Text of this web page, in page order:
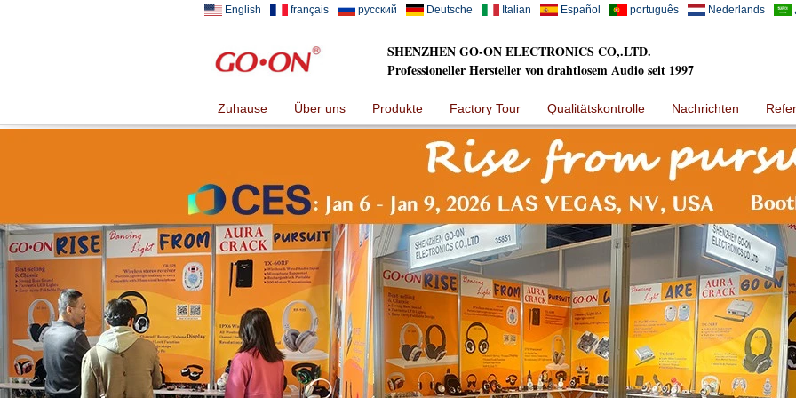
English français русский Deutsche Italian Español português Nederlands
SHENZHEN GO-ON ELECTRONICS CO,.LTD.
Professioneller Hersteller von drahtlosem Audio seit 1997
Zuhause Über uns Produkte Factory Tour Qualitätskontrolle Nachrichten